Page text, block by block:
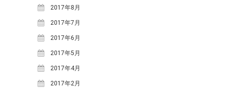
2024年12月(1)
2024年10月(2)
2024年8月(2)
2024年5月(1)
2024年3月(1)
2023年12月(1)
2017年8月
2017年7月
2017年6月
2017年5月
2017年4月
2017年2月